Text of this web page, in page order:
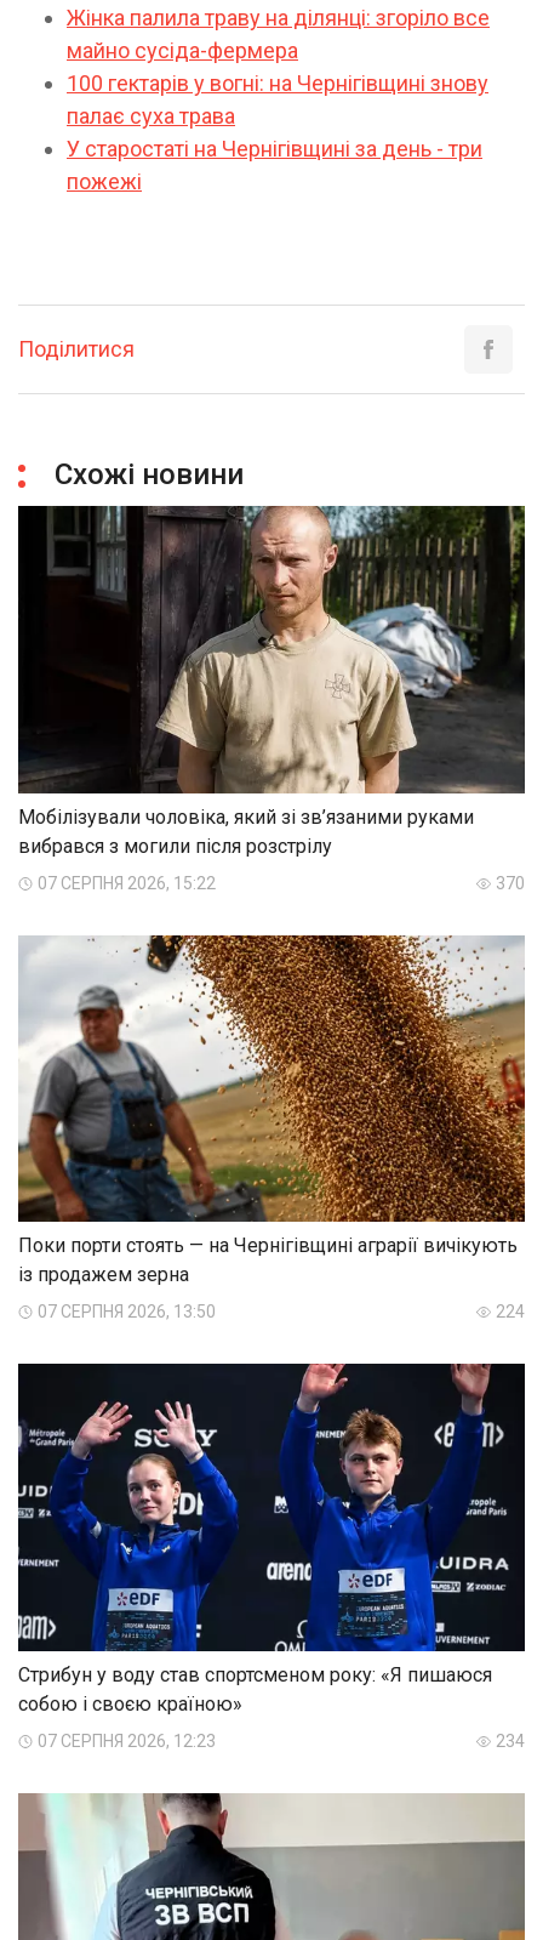
Жінка палила траву на ділянці: згоріло все
майно сусіда-фермера
100 гектарів у вогні: на Чернігівщині знову
палає суха трава
У старостаті на Чернігівщині за день - три
пожежі
Поділитися
Схожі новини
Мобілізували чоловіка, який зі зв’язаними руками
вибрався з могили після розстрілу
07 СЕРПНЯ 2026, 15:22 370
Поки порти стоять — на Чернігівщині аграрії вичікують
із продажем зерна
07 СЕРПНЯ 2026, 13:50 224
Стрибун у воду став спортсменом року: «Я пишаюся
собою і своєю країною»
07 СЕРПНЯ 2026, 12:23 234